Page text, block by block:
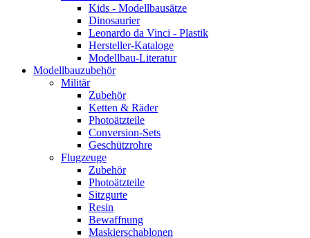
Kids - Modellbausätze
Dinosaurier
Leonardo da Vinci - Plastik
Hersteller-Kataloge
Modellbau-Literatur
Modellbauzubehör
Militär
Zubehör
Ketten & Räder
Photoätzteile
Conversion-Sets
Geschützrohre
Flugzeuge
Zubehör
Photoätzteile
Sitzgurte
Resin
Bewaffnung
Maskierschablonen